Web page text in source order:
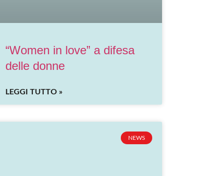
“Women in love” a difesa
delle donne
LEGGI TUTTO »
NEWS